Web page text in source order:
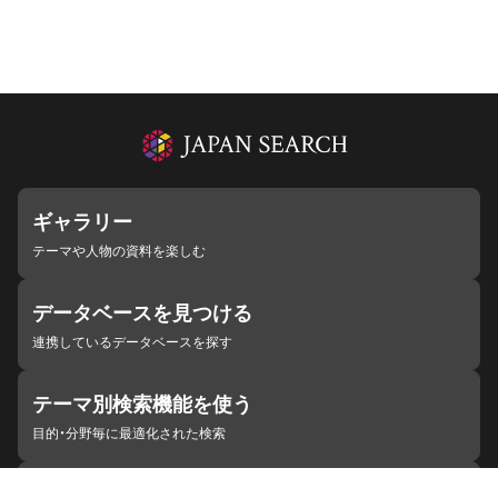
ギャラリー
テーマや人物の資料を楽しむ
データベースを見つける
連携しているデータベースを探す
テーマ別検索機能を使う
目的・分野毎に最適化された検索